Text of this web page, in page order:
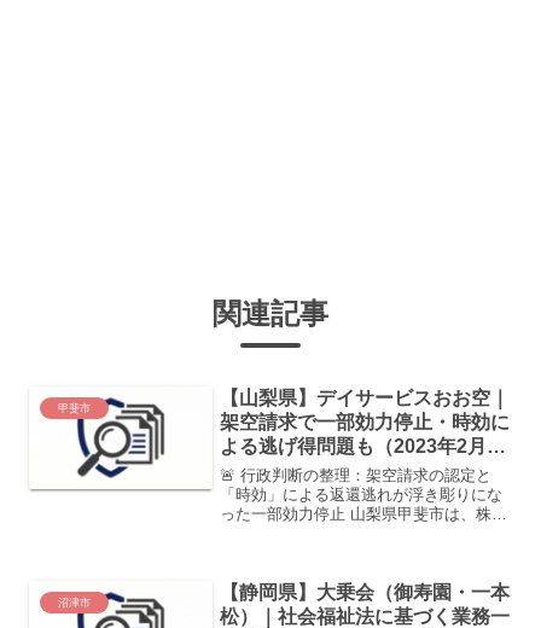
関連記事
甲斐市
【山梨県】デイサービスおお空｜
架空請求で一部効力停止・時効に
よる逃げ得問題も（2023年2月処
分）
🚨 行政判断の整理：架空請求の認定と
「時効」による返還逃れが浮き彫りにな
った一部効力停止 山梨県甲斐市は、株式
停止（新規受入停止お...
沼津市
【静岡県】大乗会（御寿園・一本
松）｜社会福祉法に基づく業務一